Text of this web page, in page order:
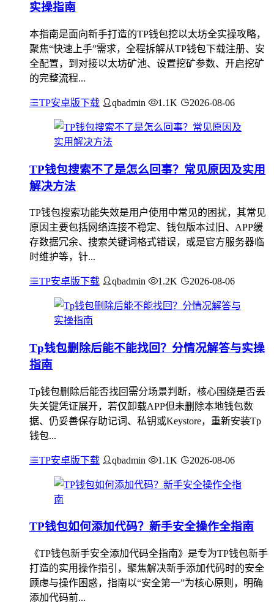
实操指南
本指南是面向新手打造的TP钱包挖以太坊全实操攻略，
聚焦“快速上手”需求，全程拆解从TP钱包下载注册、安
全配置，到对接以太坊矿池、设置挖矿参数、开启挖矿
的完整流程...
TP安卓版下载 qbadmin 1.1K 2026-08-06
TP钱包搜索不了是怎么回事？常见原因及实用
解决方法
TP钱包搜索功能失效是用户使用中常见的困扰，其常见
原因主要包括网络连接不稳定、钱包版本过旧、APP缓
存数据冗余、搜索关键词格式错误，或是官方服务器临
时维护等，针...
TP安卓版下载 qbadmin 1.2K 2026-08-06
Tp钱包删除后能不能找回？分情况解答与实操
指南
Tp钱包删除后能否找回需分场景判断，核心围绕是否丢
失关键凭证展开，若仅卸载APP但未删除本地钱包数
据、仍妥善保存助记词、私钥或Keystore，重新安装Tp
钱包...
TP安卓版下载 qbadmin 1.1K 2026-08-06
TP钱包如何添加代码？新手安全操作全指南
《TP钱包新手安全添加代码全指南》是专为TP钱包新手
打造的实用操作指引，聚焦解决新手添加代码时的安全
顾虑与操作困惑，指南以“安全第一”为核心原则，明确
添加代码前...